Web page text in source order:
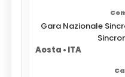
Gara Nazionale
Aosta • ITA